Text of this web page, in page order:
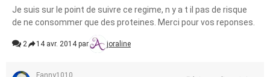
Je suis sur le point de suivre ce regime, n y a t il pas de risque
de ne consommer que des proteines. Merci pour vos reponses.
2 14 avr. 2014 par joraline
Fanny1010